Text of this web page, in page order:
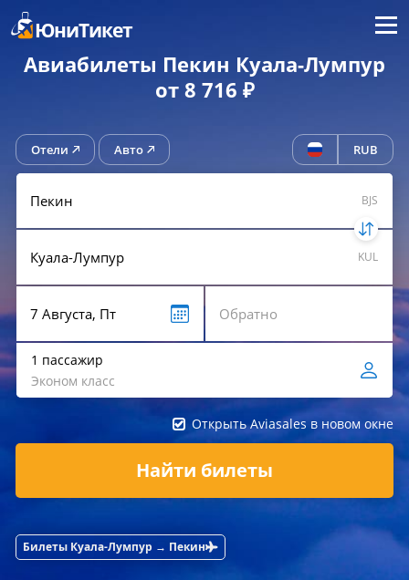
ЮниТикет Меню
Авиабилеты Пекин Куала-Лумпур
от 8 716 ₽
Отели Авто RUB
BJS
KUL
1 пассажир
Эконом класс
Открыть Aviasales в новом окне
Найти билеты
Билеты Куала-Лумпур → Пекин